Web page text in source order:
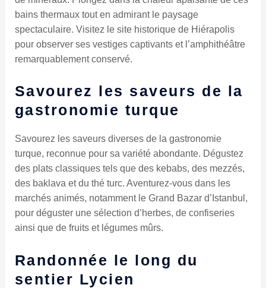
bains thermaux tout en admirant le paysage
spectaculaire. Visitez le site historique de Hiérapolis
pour observer ses vestiges captivants et l’amphithéâtre
remarquablement conservé.
Savourez les saveurs de la
gastronomie turque
Savourez les saveurs diverses de la gastronomie
turque, reconnue pour sa variété abondante. Dégustez
des plats classiques tels que des kebabs, des mezzés,
des baklava et du thé turc. Aventurez-vous dans les
marchés animés, notamment le Grand Bazar d’Istanbul,
pour déguster une sélection d’herbes, de confiseries
ainsi que de fruits et légumes mûrs.
Randonnée le long du
sentier Lycien